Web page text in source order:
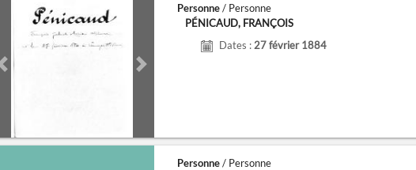
Previous slide Next slide
Personne/ Personne
PÉNICAUD, FRANÇOIS
Dates : 27 février 1884
Personne/ Personne